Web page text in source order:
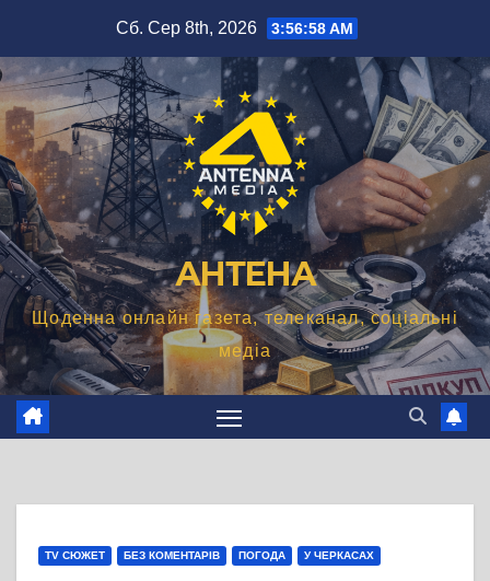
вмісту
Сб. Сер 8th, 2026 3:56:59 AM
АНТЕНА
Щоденна онлайн газета, телеканал, соціальні
медіа
TV СЮЖЕТ БЕЗ КОМЕНТАРІВ ПОГОДА У ЧЕРКАСАХ